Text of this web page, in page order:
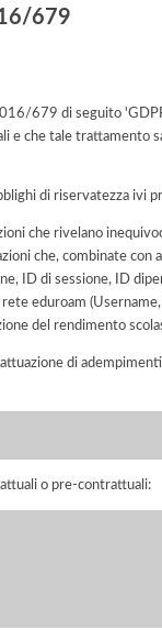
679
679 di seguito
e che tale trattamento
di riservatezza ivi
che rivelano
che, combinate con
ID di sessione, ID
eduroam
del rendimento
di
o pre-contrattuali: